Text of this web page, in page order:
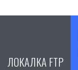
ЛОКАЛКА FTP